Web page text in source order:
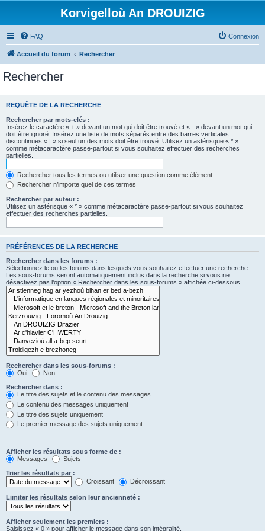
Korvigelloù An DROUIZIG
FAQ Connexion
Accueil du forum Rechercher
Rechercher
REQUÊTE DE LA RECHERCHE
Rechercher par mots-clés :
Insérez le caractère « + » devant un mot qui doit être trouvé et « - » devant un mot qui
doit être ignoré. Insérez une liste de mots séparés entre des barres verticales
discontinues « | » si seul un des mots doit être trouvé. Utilisez un astérisque « * »
comme métacaractère passe-partout si vous souhaitez effectuer des recherches
partielles.
Rechercher tous les termes ou utiliser une question comme élément
Rechercher n’importe quel de ces termes
Rechercher par auteur :
Utilisez un astérisque « * » comme métacaractère passe-partout si vous souhaitez
effectuer des recherches partielles.
PRÉFÉRENCES DE LA RECHERCHE
Rechercher dans les forums :
Sélectionnez le ou les forums dans lesquels vous souhaitez effectuer une recherche.
Les sous-forums seront automatiquement inclus dans la recherche si vous ne
désactivez pas l’option « Rechercher dans les sous-forums » affichée ci-dessous.
Rechercher dans les sous-forums :
Oui
Non
Rechercher dans :
Le titre des sujets et le contenu des messages
Le contenu des messages uniquement
Le titre des sujets uniquement
Le premier message des sujets uniquement
Afficher les résultats sous forme de :
Messages
Sujets
Trier les résultats par :
Croissant
Décroissant
Limiter les résultats selon leur ancienneté :
Afficher seulement les premiers :
Saisissez « 0 » pour afficher le message dans son intégralité.